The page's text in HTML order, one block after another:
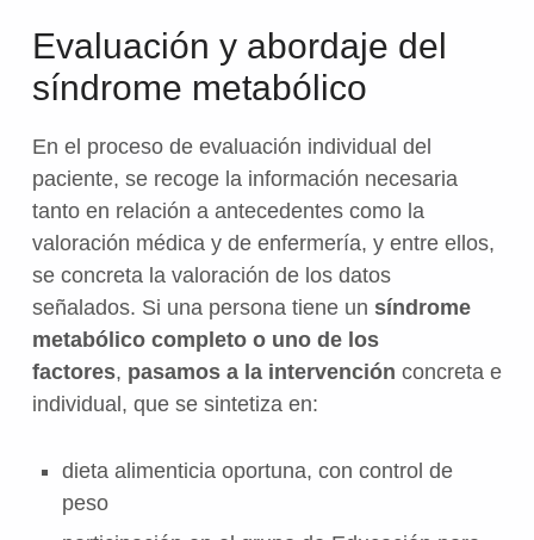
Evaluación y abordaje del
síndrome metabólico
En el proceso de evaluación individual del
paciente, se recoge la información necesaria
tanto en relación a antecedentes como la
valoración médica y de enfermería, y entre ellos,
se concreta la valoración de los datos
señalados. Si una persona tiene un síndrome
metabólico completo o uno de los
factores, pasamos a la intervención concreta e
individual, que se sintetiza en:
dieta alimenticia oportuna, con control de
peso